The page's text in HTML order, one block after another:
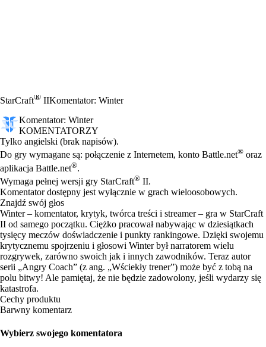
StarCraft® IIKomentator: Winter
Komentator: Winter
KOMENTATORZY
Cena
Available actions
Tylko angielski (brak napisów).
Do gry wymagane są: połączenie z Internetem, konto Battle.net® oraz
aplikacja Battle.net®.
Wymaga pełnej wersji gry StarCraft® II.
Komentator dostępny jest wyłącznie w grach wieloosobowych.
Znajdź swój głos
Winter – komentator, krytyk, twórca treści i streamer – gra w StarCraft
II od samego początku. Ciężko pracował nabywając w dziesiątkach
tysięcy meczów doświadczenie i punkty rankingowe. Dzięki swojemu
krytycznemu spojrzeniu i głosowi Winter był narratorem wielu
rozgrywek, zarówno swoich jak i innych zawodników. Teraz autor
serii „Angry Coach” (z ang. „Wściekły trener”) może być z tobą na
polu bitwy! Ale pamiętaj, że nie będzie zadowolony, jeśli wydarzy się
katastrofa.
Cechy produktu
Barwny komentarz
Wybierz swojego komentatora